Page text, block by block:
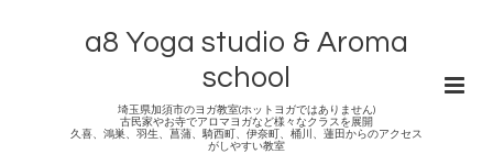
a8 Yoga studio & Aroma
school
埼玉県加須市のヨガ教室(ホットヨガではありません)
古民家やお寺でアロマヨガなど様々なクラスを展開
久喜、鴻巣、羽生、菖蒲、騎西町、伊奈町、桶川、蓮田からのアクセス
がしやすい教室